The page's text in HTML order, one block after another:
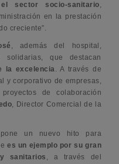
sector socio-sanitario,
en la prestación
creciente”.
, además del hospital,
solidarias, que destacan
la excelencia. A través de
y corporativo de empresas,
de colaboración
, Director Comercial de la
un nuevo hito para
es un ejemplo por su gran
sanitarios , a través del